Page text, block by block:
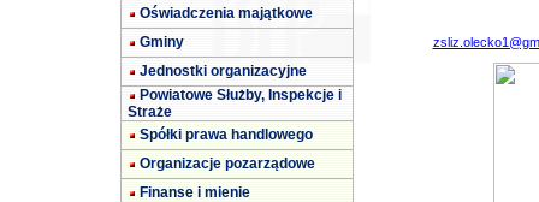
Oświadczenia majątkowe
Gminy
Jednostki organizacyjne
Powiatowe Służby, Inspekcje i
Straże
Spółki prawa handlowego
Organizacje pozarządowe
Finanse i mienie